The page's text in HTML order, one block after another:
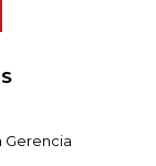
Gerencia